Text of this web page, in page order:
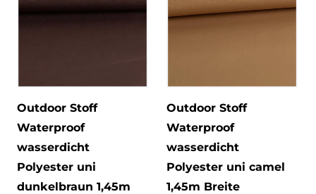
Outdoor Stoff
Waterproof
wasserdicht
Polyester uni
dunkelbraun 1,45m
Outdoor Stoff
Waterproof
wasserdicht
Polyester uni camel
1,45m Breite